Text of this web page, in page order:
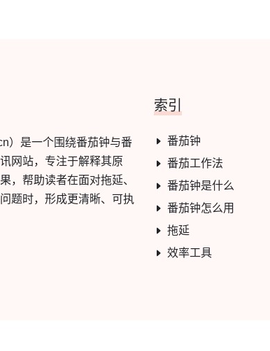
）是一个围绕番茄钟与番
网站，专注于解释其原
，帮助读者在面对拖延、
题时，形成更清晰、可执
索引
番茄钟
番茄工作法
番茄钟是什么
番茄钟怎么用
拖延
效率工具